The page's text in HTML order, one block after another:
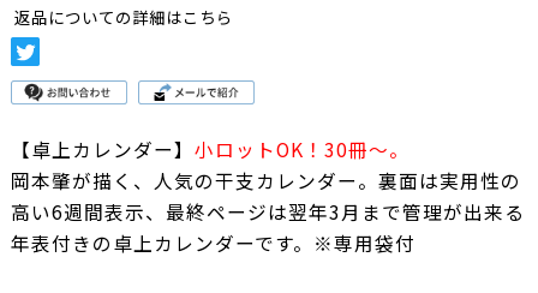
返品についての詳細はこちら
【卓上カレンダー】 小ロットOK！30冊～。
岡本肇が描く、人気の干支カレンダー。裏面は実用性の
高い6週間表示、最終ページは翌年3月まで管理が出来る
年表付きの卓上カレンダーです。※専用袋付